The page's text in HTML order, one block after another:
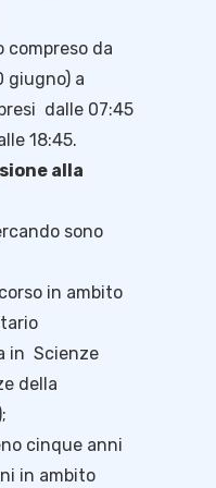
compreso da
giugno) a
dalle 07:45
18:45.
alla
sono
in ambito
in Scienze
della
cinque anni
in ambito